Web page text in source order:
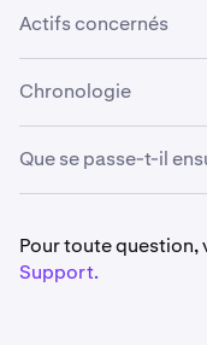
Actifs concernés
Les actifs suivants
PLANCK, AIR,
Chronologie
• 1er mai 2026 :Le
ci-dessus seront
2026 à 14:00
Que se passe-t-il
seront mis en
Pour toute
Support.